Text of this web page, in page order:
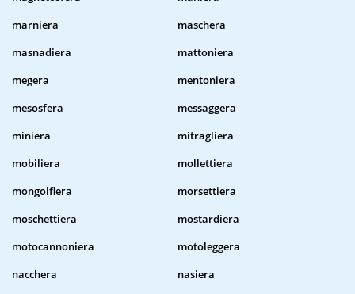
marniera
maschera
masnadiera
mattoniera
megera
mentoniera
mesosfera
messaggera
miniera
mitragliera
mobiliera
mollettiera
mongolfiera
morsettiera
moschettiera
mostardiera
motocannoniera
motoleggera
nacchera
nasiera